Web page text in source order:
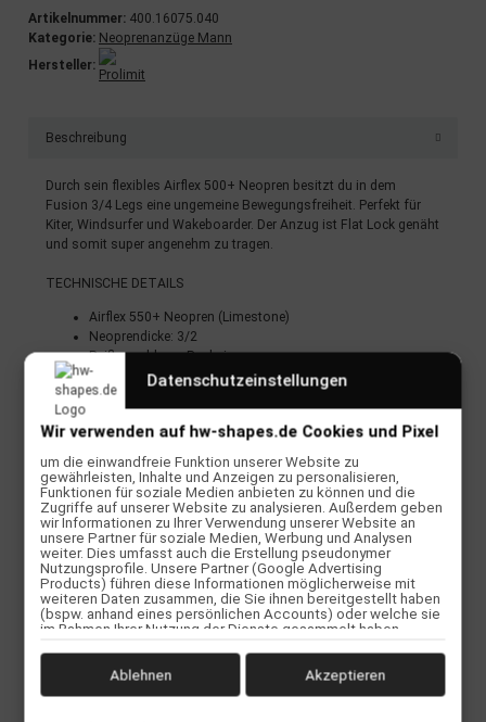
Artikelnummer: 400.16075.040
Kategorie: Neoprenanzüge Mann
Hersteller:
Beschreibung
Durch sein flexibles Airflex 500+ Neopren besitzt du in dem
Fusion 3/4 Legs eine ungemeine Bewegungsfreiheit. Perfekt für
Kiter, Windsurfer und Wakeboarder. Der Anzug ist Flat Lock genäht
und somit super angenehm zu tragen.
TECHNISCHE DETAILS
Airflex 550+ Neopren (Limestone)
Neoprendicke: 3/2
Reißverschluss: Backzip
Flatlock seams
Knie Pads
Lange Arme
Farbe: Teal Alloy
Bewertungen
Herstellerinformationen
Datenschutzeinstellungen
Wir verwenden auf hw-shapes.de Cookies und Pixel
um die einwandfreie Funktion unserer Website zu
gewährleisten, Inhalte und Anzeigen zu personalisieren,
Funktionen für soziale Medien anbieten zu können und die
Zugriffe auf unserer Website zu analysieren. Außerdem geben
wir Informationen zu Ihrer Verwendung unserer Website an
unsere Partner für soziale Medien, Werbung und Analysen
weiter. Dies umfasst auch die Erstellung pseudonymer
Nutzungsprofile. Unsere Partner (Google Advertising
Products) führen diese Informationen möglicherweise mit
weiteren Daten zusammen, die Sie ihnen bereitgestellt haben
(bspw. anhand eines persönlichen Accounts) oder welche sie
im Rahmen Ihrer Nutzung der Dienste gesammelt haben
Nutzung von Cookies und Pixeln können Sie jederzeit
widerrufen, indem Sie auf den Datenschutz-Button links unten
klicken und dort die entsprechenden Anpassungen
Ablehnen Akzeptieren